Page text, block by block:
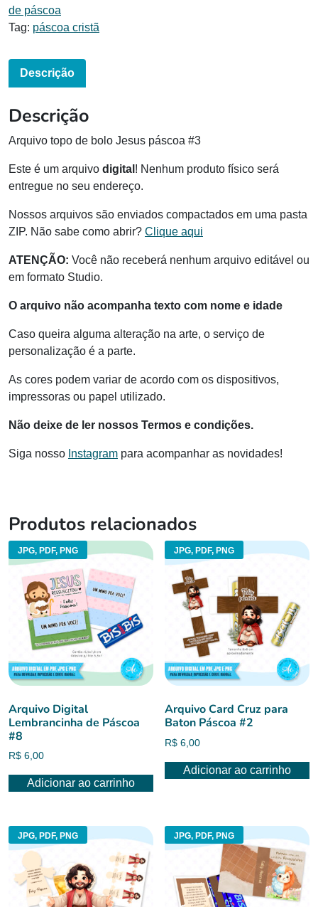
de páscoa
Tag: páscoa cristã
Descrição
Descrição
Arquivo topo de bolo Jesus páscoa #3
Este é um arquivo digital ! Nenhum produto físico será
entregue no seu endereço.
Nossos arquivos são enviados compactados em uma pasta
ZIP. Não sabe como abrir? Clique aqui
ATENÇÃO: Você não receberá nenhum arquivo editável ou
em formato Studio.
O arquivo não acompanha texto com nome e idade
Caso queira alguma alteração na arte, o serviço de
personalização é a parte.
As cores podem variar de acordo com os dispositivos,
impressoras ou papel utilizado.
Não deixe de ler nossos Termos e condições.
Siga nosso Instagram para acompanhar as novidades!
Produtos relacionados
JPG, PDF, PNG
Arquivo Digital
Lembrancinha de Páscoa
#8
R$ 6,00
Adicionar ao carrinho
JPG, PDF, PNG
Arquivo Card Cruz para
Baton Páscoa #2
R$ 6,00
Adicionar ao carrinho
JPG, PDF, PNG JPG, PDF, PNG